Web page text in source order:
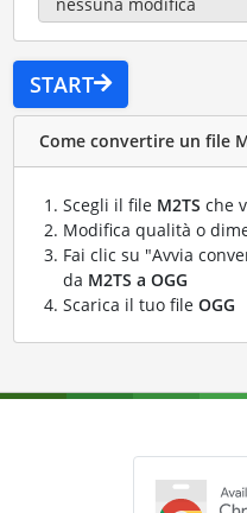
START
Come convertire un file
Scegli il file M2TS che
Modifica qualità o
Fai clic su "Avvia
da M2TS a OGG
Scarica il tuo file OGG